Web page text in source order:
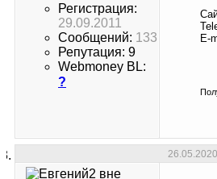
Регистрация:
29.09.2011
Сообщений: 133
Репутация: 9
Webmoney BL:
?
E-
26.05.2020